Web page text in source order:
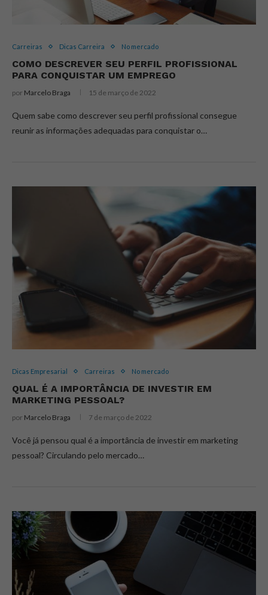
Carreiras Dicas Carreira No mercado
COMO DESCREVER SEU PERFIL PROFISSIONAL
PARA CONQUISTAR UM EMPREGO
por Marcelo Braga 15 de março de 2022
Quem sabe como descrever seu perfil profissional consegue
reunir as informações adequadas para conquistar o…
Dicas Empresarial Carreiras No mercado
QUAL É A IMPORTÂNCIA DE INVESTIR EM
MARKETING PESSOAL?
por Marcelo Braga 7 de março de 2022
Você já pensou qual é a importância de investir em marketing
pessoal? Circulando pelo mercado…